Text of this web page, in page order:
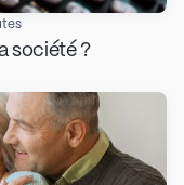
société ?